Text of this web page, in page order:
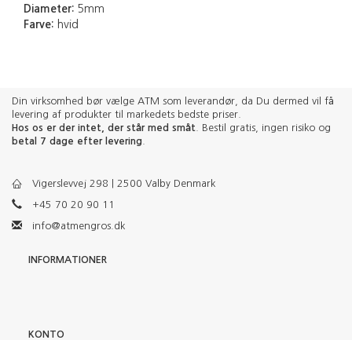
Diameter: 5mm
Farve: hvid
Din virksomhed bør vælge ATM som leverandør, da Du dermed vil få
levering af produkter til markedets bedste priser.
Hos os er der intet, der står med småt . Bestil gratis, ingen risiko og
betal 7 dage efter levering
Vigerslevvej 298 | 2500 Valby Denmark
+45 70 20 90 11
info@atmengros.dk
INFORMATIONER
KONTO